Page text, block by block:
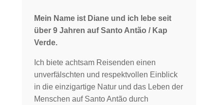
Mein Name ist Diane und ich lebe seit
über 9 Jahren auf Santo Antão / Kap
Verde.
Ich biete achtsam Reisenden einen
unverfälschten und respektvollen Einblick
in die einzigartige Natur und das Leben der
Menschen auf Santo Antão durch